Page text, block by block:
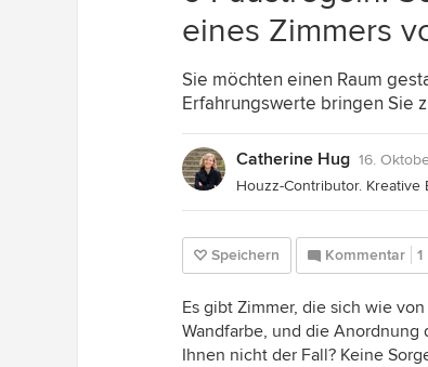
eines Zimmers
Sie möchten einen Raum
Erfahrungswerte bringen Sie
Catherine Hug 16.
Speichern Kommentar 1
Es gibt Zimmer, die sich wie
Wandfarbe, und die Anordnung
Ihnen nicht der Fall? Keine